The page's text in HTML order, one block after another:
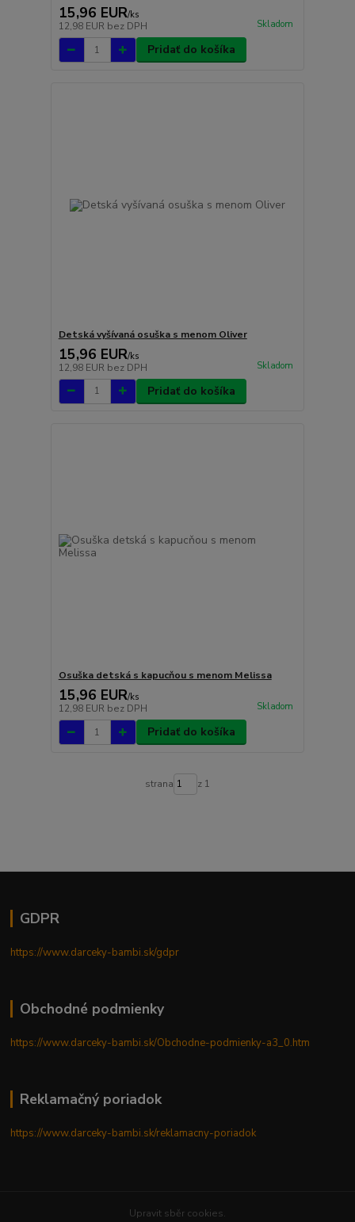
15,96 EUR/ks
12,98 EUR bez DPH Skladom
Pridať do košíka
Detská vyšívaná osuška s menom Oliver
15,96 EUR/ks
12,98 EUR bez DPH Skladom
Pridať do košíka
Osuška detská s kapucňou s menom Melissa
15,96 EUR/ks
12,98 EUR bez DPH Skladom
Pridať do košíka
strana z 1
GDPR
https://www.darceky-bambi.sk/gdpr
Obchodné podmienky
https://www.darceky-bambi.sk/Obchodne-podmienky-a3_0.htm
Reklamačný poriadok
https://www.darceky-bambi.sk/reklamacny-poriadok
Upravit sběr cookies.